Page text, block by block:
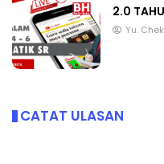
2.0
Yu.
CATAT ULASAN